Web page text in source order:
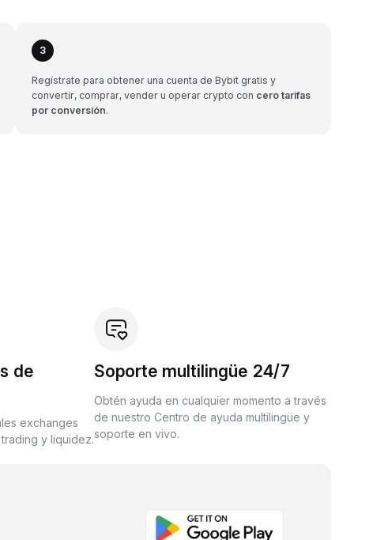
3
Regístrate para obtener una cuenta de Bybit gratis y
convertir, comprar, vender u operar crypto con cero tarifas
por conversión.
de
exchanges
y liquidez.
Soporte multilingüe 24/7
Obtén ayuda en cualquier momento a través
de nuestro Centro de ayuda multilingüe y
soporte en vivo.